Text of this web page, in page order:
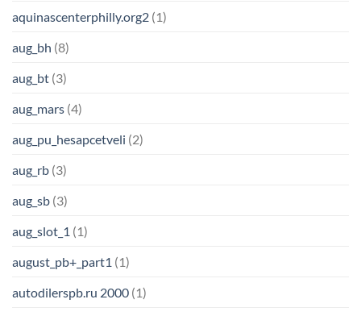
aquinascenterphilly.org2 (1)
aug_bh (8)
aug_bt (3)
aug_mars (4)
aug_pu_hesapcetveli (2)
aug_rb (3)
aug_sb (3)
aug_slot_1 (1)
august_pb+_part1 (1)
autodilerspb.ru 2000 (1)